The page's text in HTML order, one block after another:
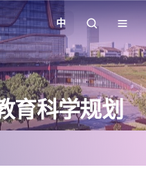
中
育科学规划